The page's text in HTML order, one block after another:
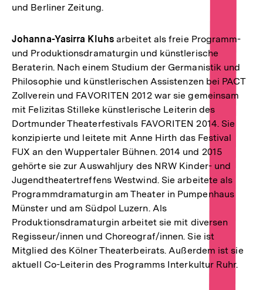
und Berliner Zeitung.
Johanna-Yasirra Kluhsarbeitet als freie Programm-
und Produktionsdramaturgin und künstlerische
Beraterin. Nach einem Studium der Germanistik und
Philosophie und künstlerischen Assistenzen bei PACT
Zollverein und FAVORITEN 2012 war sie gemeinsam
mit Felizitas Stilleke künstlerische Leiterin des
Dortmunder Theaterfestivals FAVORITEN 2014. Sie
konzipierte und leitete mit Anne Hirth das Festival
FUX an den Wuppertaler Bühnen. 2014 und 2015
gehörte sie zur Auswahljury des NRW Kinder- und
Jugendtheatertreffens Westwind. Sie arbeitete als
Programmdramaturgin am Theater in Pumpenhaus
Münster und am Südpol Luzern. Als
Produktionsdramaturgin arbeitet sie mit diversen
Regisseur/innen und Choreograf/innen. Sie ist
Mitglied des Kölner Theaterbeirats. Außerdem ist sie
aktuell Co-Leiterin des Programms Interkultur Ruhr.